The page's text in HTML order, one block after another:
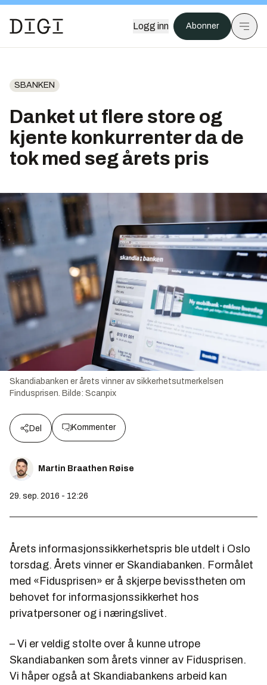
Logg inn Abonner
SBANKEN
Danket ut flere store og
kjente konkurrenter da de
tok med seg årets pris
Skandiabanken er årets vinner av sikkerhetsutmerkelsen
Findusprisen. Bilde: Scanpix
Del Kommenter
Martin Braathen Røise
29. sep. 2016 - 12:26
Årets informasjonssikkerhetspris ble utdelt i Oslo
torsdag. Årets vinner er Skandiabanken. Formålet
med «Fidusprisen» er å skjerpe bevisstheten om
behovet for informasjonssikkerhet hos
privatpersoner og i næringslivet.
– Vi er veldig stolte over å kunne utrope
Skandiabanken som årets vinner av Fidusprisen.
Vi håper også at Skandiabankens arbeid kan